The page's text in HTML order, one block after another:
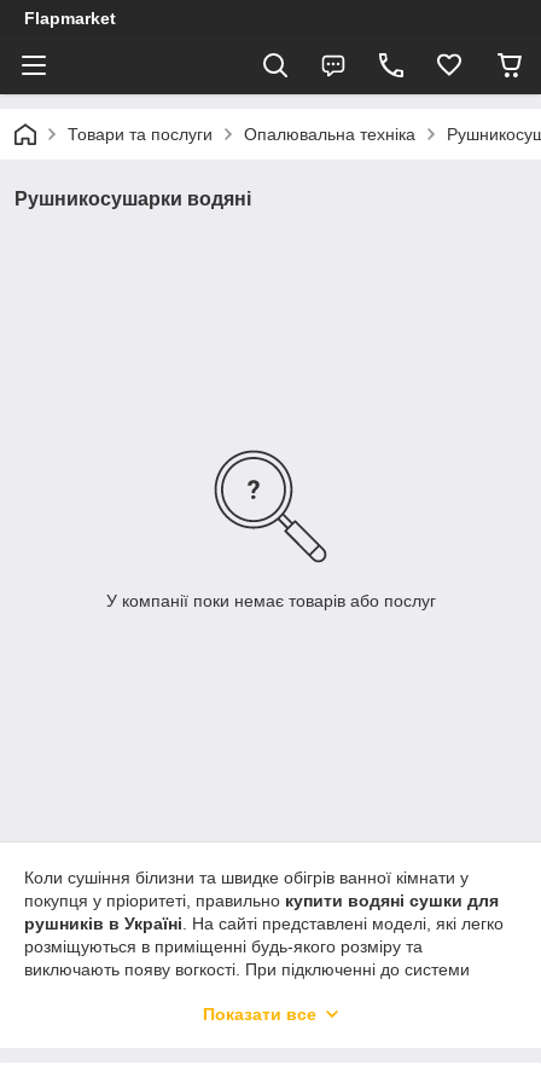
Flapmarket
Товари та послуги Опалювальна техніка
Рушникосушарки водяні
У компанії поки немає товарів або послуг
Коли сушіння білизни та швидке обігрів ванної кімнати у
покупця у пріоритеті, правильно купити водяні сушки для
рушників в Україні. На сайті представлені моделі, які легко
розміщуються в приміщенні будь-якого розміру та
виключають появу вогкості. При підключенні до системи
Показати все